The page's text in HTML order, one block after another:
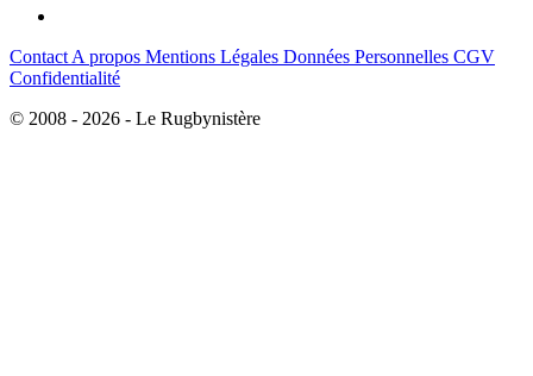
Contact A propos Mentions Légales Données Personnelles CGV
Confidentialité
© 2008 - 2026 - Le Rugbynistère